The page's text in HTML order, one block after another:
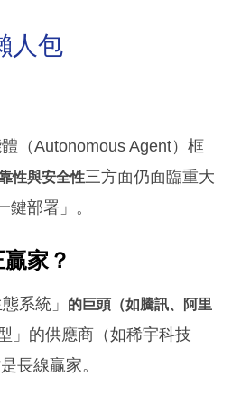
人包
（Autonomous Agent）框
性與安全性三方面仍面臨重大
部署」。
家？
系統」
的巨頭（如騰訊、阿里
」的供應商（如稀宇科技
長線贏家。